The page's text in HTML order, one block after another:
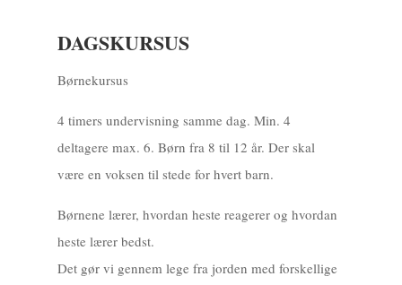
DAGSKURSUS
Børnekursus
4 timers undervisning samme dag. Min. 4
deltagere max. 6. Børn fra 8 til 12 år. Der skal
være en voksen til stede for hvert barn.
Børnene lærer, hvordan heste reagerer og hvordan
heste lærer bedst.
Det gør vi gennem lege fra jorden med forskellige